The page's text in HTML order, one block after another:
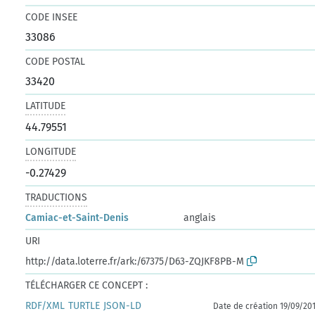
CODE INSEE
33086
CODE POSTAL
33420
LATITUDE
44.79551
LONGITUDE
-0.27429
TRADUCTIONS
Camiac-et-Saint-Denis
anglais
URI
http://data.loterre.fr/ark:/67375/D63-ZQJKF8PB-M
TÉLÉCHARGER CE CONCEPT :
RDF/XML TURTLE JSON-LD Date de création 19/09/